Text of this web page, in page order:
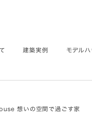
建築実例 モデルハ
想いの空間で過ごす家